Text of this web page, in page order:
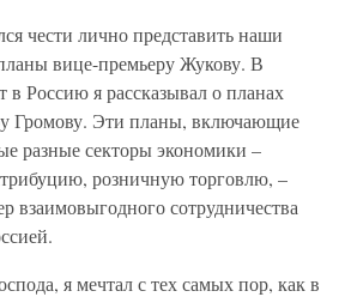
чести лично представить наши
вице-премьеру Жукову. В
Россию я рассказывал о планах
Громову. Эти планы, включающие
разные секторы экономики –
розничную торговлю, –
взаимовыгодного сотрудничества
я мечтал с тех самых пор, как в